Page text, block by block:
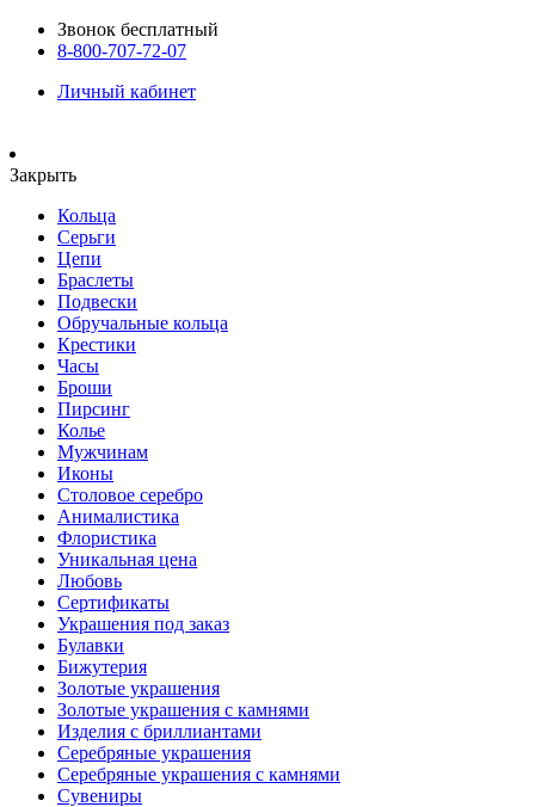
Звонок бесплатный
8-800-707-72-07
Личный кабинет
Закрыть
Кольца
Серьги
Цепи
Браслеты
Подвески
Обручальные кольца
Крестики
Часы
Броши
Пирсинг
Колье
Мужчинам
Иконы
Столовое серебро
Анималистика
Флористика
Уникальная цена
Любовь
Сертификаты
Украшения под заказ
Булавки
Бижутерия
Золотые украшения
Золотые украшения с камнями
Изделия с бриллиантами
Серебряные украшения
Серебряные украшения с камнями
Сувениры